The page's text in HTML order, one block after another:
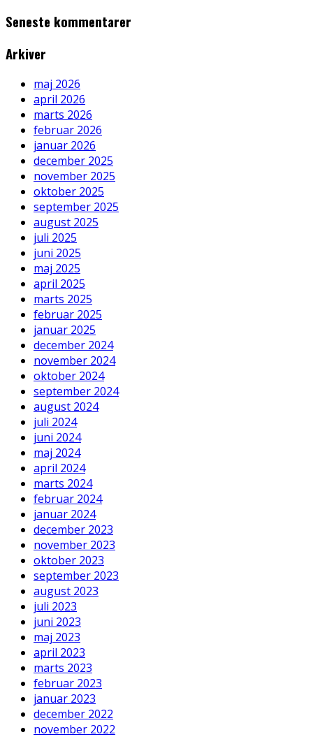
Seneste kommentarer
Arkiver
maj 2026
april 2026
marts 2026
februar 2026
januar 2026
december 2025
november 2025
oktober 2025
september 2025
august 2025
juli 2025
juni 2025
maj 2025
april 2025
marts 2025
februar 2025
januar 2025
december 2024
november 2024
oktober 2024
september 2024
august 2024
juli 2024
juni 2024
maj 2024
april 2024
marts 2024
februar 2024
januar 2024
december 2023
november 2023
oktober 2023
september 2023
august 2023
juli 2023
juni 2023
maj 2023
april 2023
marts 2023
februar 2023
januar 2023
december 2022
november 2022